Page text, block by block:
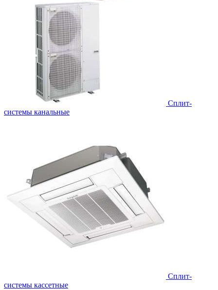
Сплит-
системы канальные
Сплит-
системы кассетные